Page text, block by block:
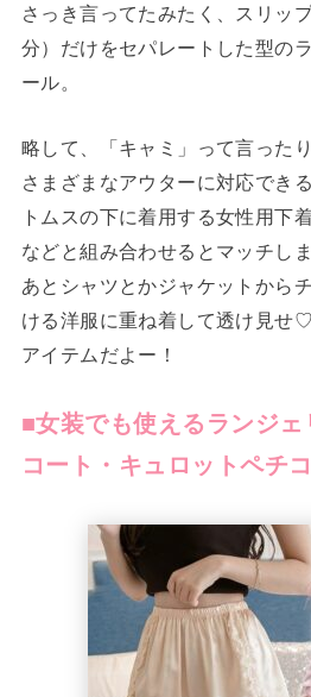
さっき言ってたみたく、スリッ
分）だけをセパレートした型の
ール。
略して、「キャミ」って言った
さまざまなアウターに対応でき
トムスの下に着用する女性用下
などと組み合わせるとマッチしま
あとシャツとかジャケットから
ける洋服に重ね着して透け見せ
アイテムだよー！
■女装でも使えるランジ
コート・キュロットペチ